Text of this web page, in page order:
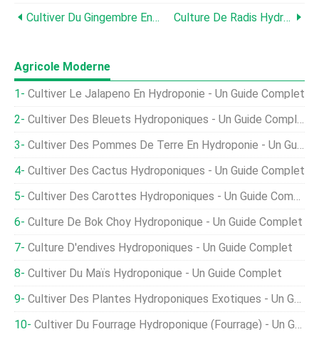
Cultiver Du Gingembre En Hydroponie, Nutriments Hydroponiques Culture De Radis Hydroponique, Traiter, Conditions
Agricole Moderne
Cultiver Le Jalapeno En Hydroponie - Un Guide Complet
Cultiver Des Bleuets Hydroponiques - Un Guide Complet
Cultiver Des Pommes De Terre En Hydroponie - Un Guide Complet
Cultiver Des Cactus Hydroponiques - Un Guide Complet
Cultiver Des Carottes Hydroponiques - Un Guide Complet
Culture De Bok Choy Hydroponique - Un Guide Complet
Culture D'endives Hydroponiques - Un Guide Complet
Cultiver Du Maïs Hydroponique - Un Guide Complet
Cultiver Des Plantes Hydroponiques Exotiques - Un Guide Complet
Cultiver Du Fourrage Hydroponique (fourrage) - Un Guide Complet